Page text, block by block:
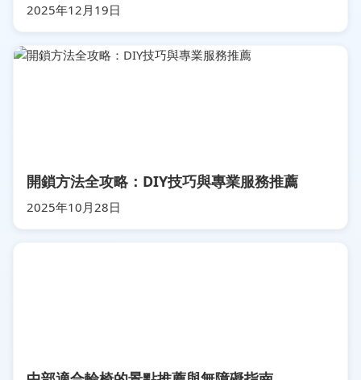
2025年12月19日
開鎖方法全攻略：DIY技巧與專業服務推薦
2025年10月28日